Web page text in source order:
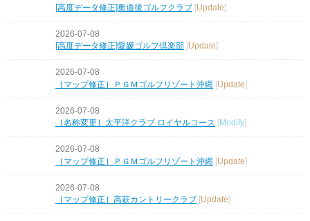
[高度データ修正]奥道後ゴルフクラブ [Update]
2026-07-08
[高度データ修正]愛媛ゴルフ倶楽部 Update
2026-07-08
［マップ修正］ＰＧＭゴルフリゾート沖縄 [Update]
2026-07-08
［名称変更］太平洋クラブ ロイヤルコース [Modify]
2026-07-08
［マップ修正］ＰＧＭゴルフリゾート沖縄 [Update]
2026-07-08
［マップ修正］高萩カントリークラブ [Update]